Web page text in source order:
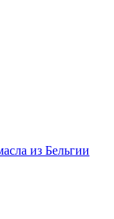
из Бельгии